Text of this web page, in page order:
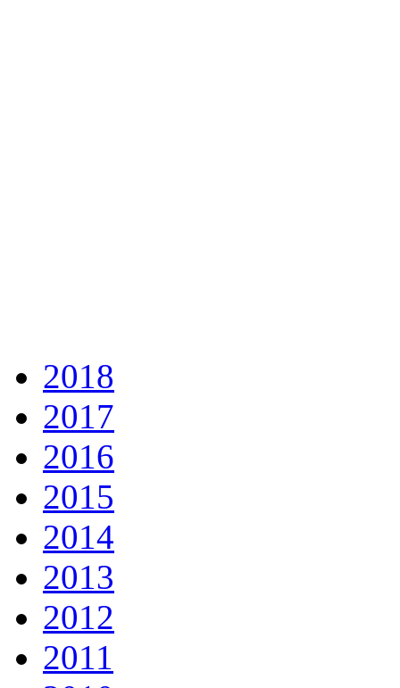
2018
2017
2016
2015
2014
2013
2012
2011